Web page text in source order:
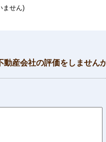
ません)
動産会社の評価をしません